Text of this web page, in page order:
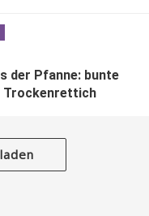
der Pfanne: bunte
Trockenrettich